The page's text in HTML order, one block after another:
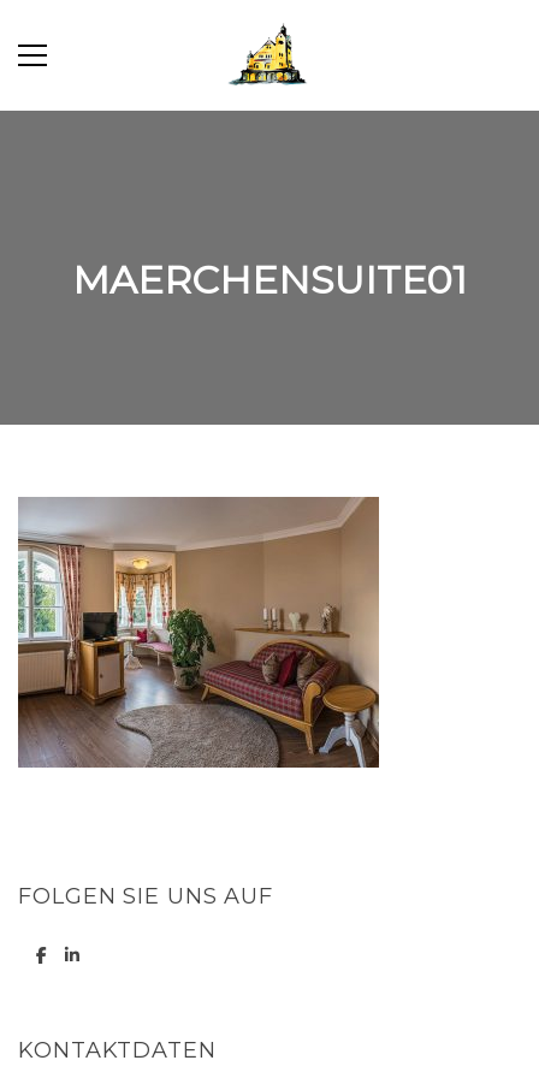
MAERCHENSUITE01
FOLGEN SIE UNS AUF
KONTAKTDATEN